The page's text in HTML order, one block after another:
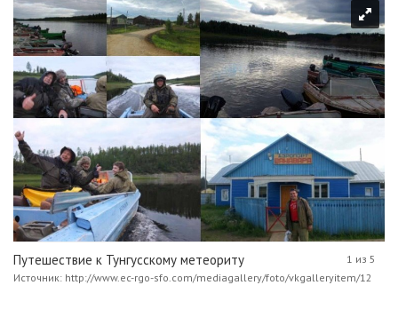
Путешествие к Тунгусскому метеориту
Источник: http://www.ec-rgo-sfo.com/mediagallery/foto/vkgalleryitem/12
1 из 5